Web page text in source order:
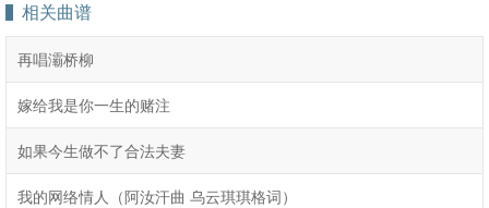
相关曲谱
再唱灞桥柳
嫁给我是你一生的赌注
如果今生做不了合法夫妻
我的网络情人（阿汝汗曲 乌云琪琪格词）